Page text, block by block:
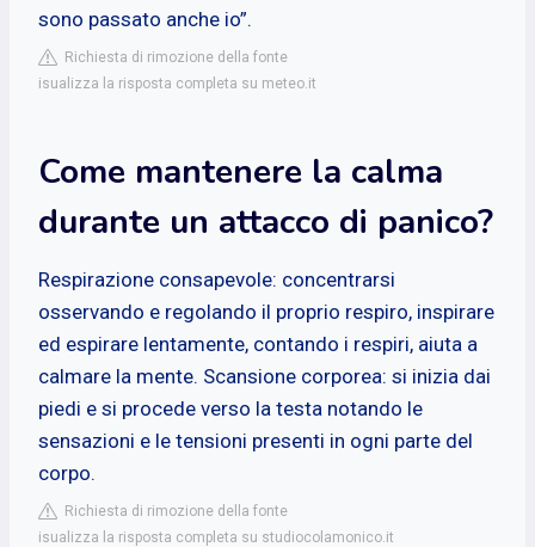
sono passato anche io”.
Richiesta di rimozione della fonte
isualizza la risposta completa su meteo.it
Come mantenere la calma
durante un attacco di panico?
Respirazione consapevole: concentrarsi
osservando e regolando il proprio respiro, inspirare
ed espirare lentamente, contando i respiri, aiuta a
calmare la mente. Scansione corporea: si inizia dai
piedi e si procede verso la testa notando le
sensazioni e le tensioni presenti in ogni parte del
corpo.
Richiesta di rimozione della fonte
isualizza la risposta completa su studiocolamonico.it